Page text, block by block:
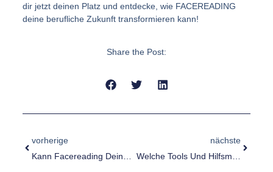
dir jetzt deinen Platz und entdecke, wie FACEREADING
deine berufliche Zukunft transformieren kann!
Share the Post:
vorherige
nächste